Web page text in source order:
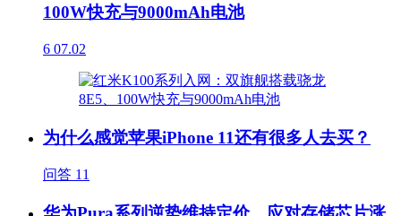
100W快充与9000mAh电池
6 07.02
为什么感觉苹果iPhone 11还有很多人去买？
问答 11